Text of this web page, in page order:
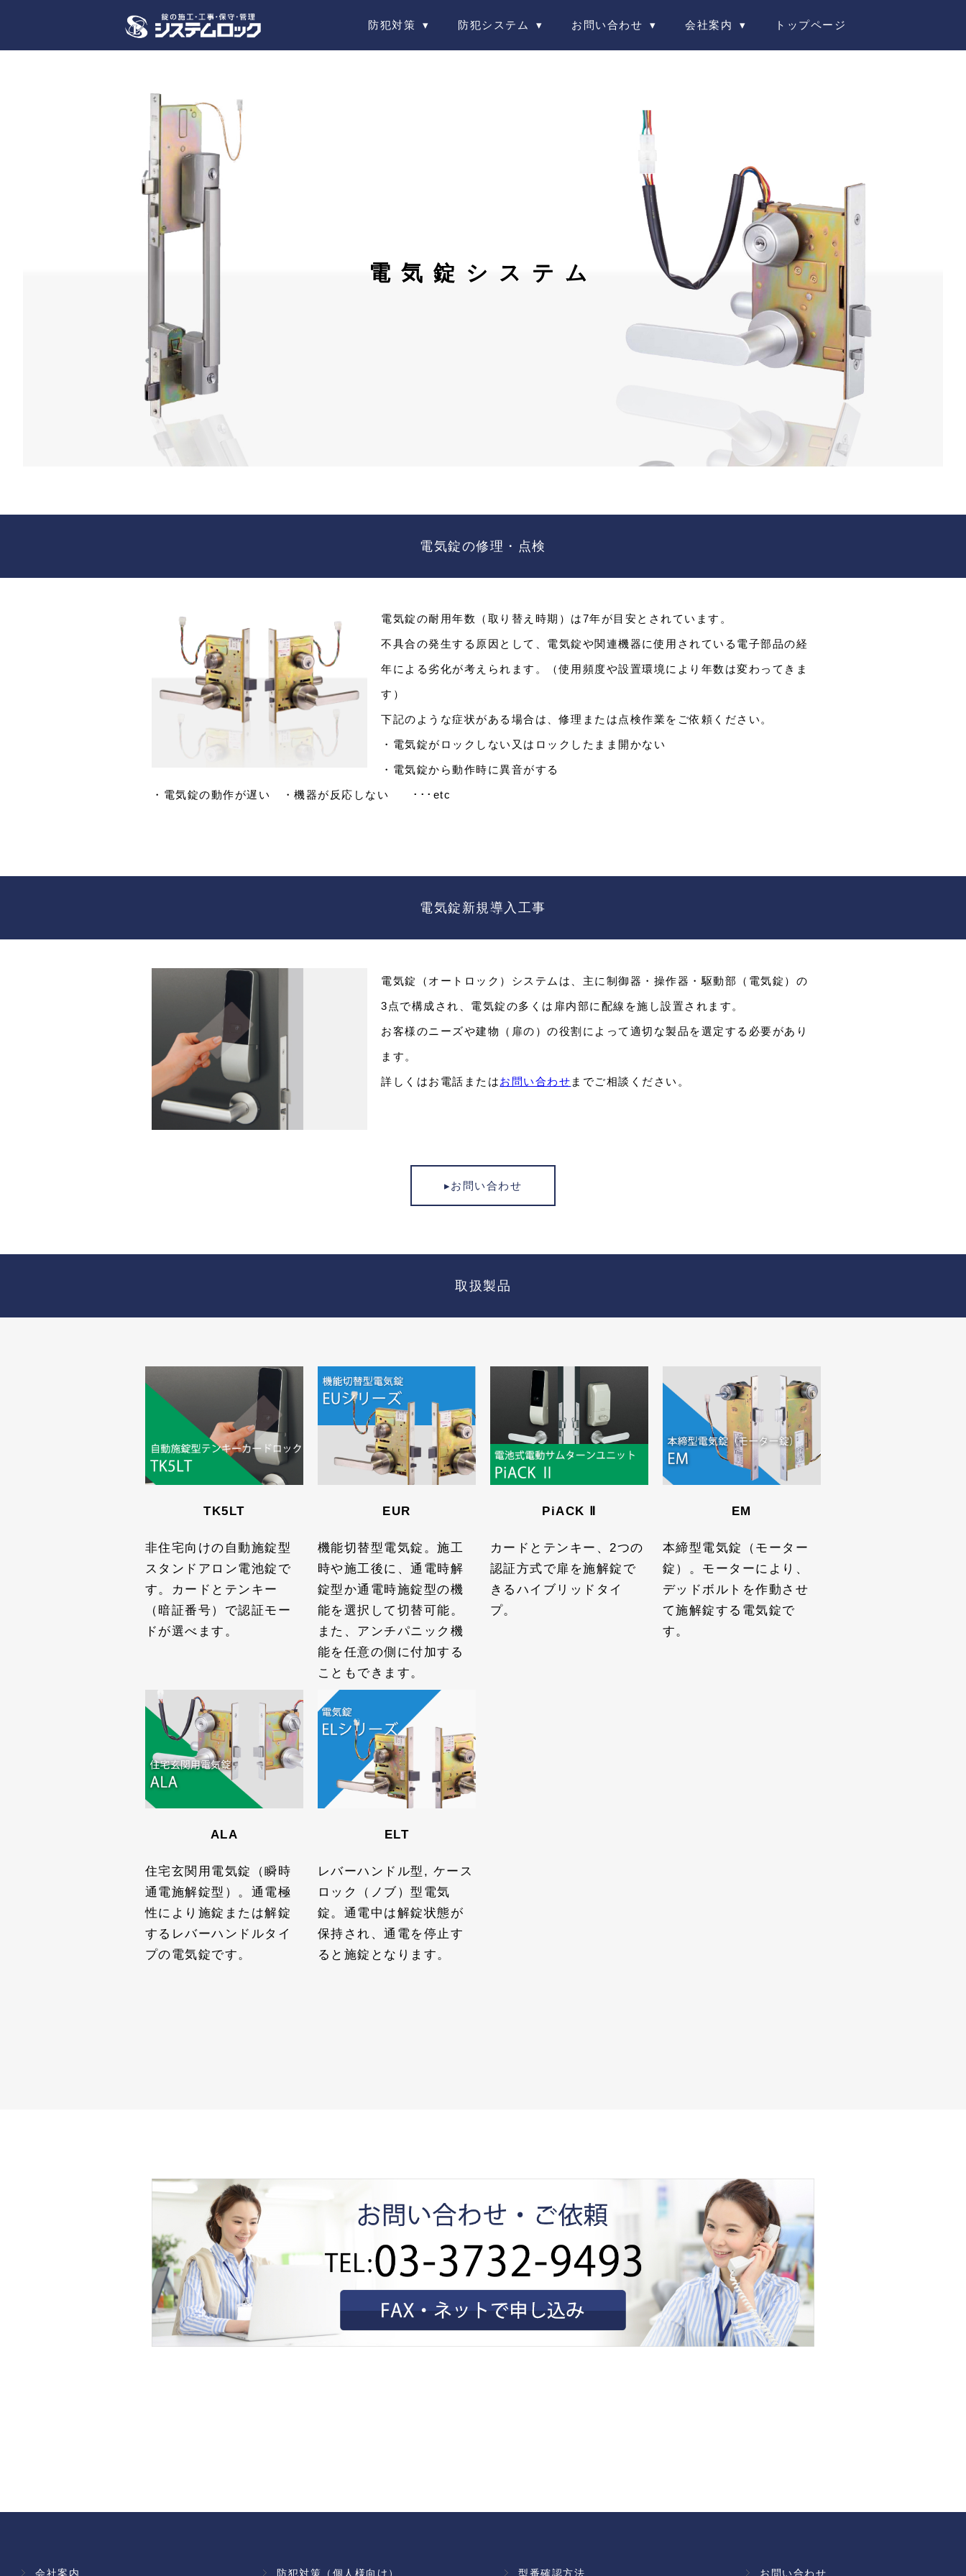
防犯対策 防犯システム お問い合わせ 会社案内 トップページ
電気錠システム
電気錠の修理・点検
電気錠の耐用年数（取り替え時期）は7年が目安とされています。
不具合の発生する原因として、電気錠や関連機器に使用されている電子部品の経
年による劣化が考えられます。（使用頻度や設置環境により年数は変わってきま
す）
下記のような症状がある場合は、修理または点検作業をご依頼ください。
・電気錠がロックしない又はロックしたまま開かない
・電気錠から動作時に異音がする
・電気錠の動作が遅い ・機器が反応しない ･･･etc
電気錠新規導入工事
電気錠（オートロック）システムは、主に制御器・操作器・駆動部（電気錠）の
3点で構成され、電気錠の多くは扉内部に配線を施し設置されます。
お客様のニーズや建物（扉の）の役割によって適切な製品を選定する必要があり
ます。
詳しくはお電話またはお問い合わせ までご相談ください。
▸お問い合わせ
取扱製品
TK5LT
非住宅向けの自動施錠型
スタンドアロン電池錠で
す。カードとテンキー
（暗証番号）で認証モー
ドが選べます。
EUR
機能切替型電気錠。施工
時や施工後に、通電時解
錠型か通電時施錠型の機
能を選択して切替可能。
また、アンチパニック機
能を任意の側に付加する
こともできます。
PiACK Ⅱ
カードとテンキー、2つの
認証方式で扉を施解錠で
きるハイブリッドタイ
プ。
EM
本締型電気錠（モーター
錠）。モーターにより、
デッドボルトを作動させ
て施解錠する電気錠で
す。
ALA
住宅玄関用電気錠（瞬時
通電施解錠型）。通電極
性により施錠または解錠
するレバーハンドルタイ
プの電気錠です。
ELT
レバーハンドル型, ケース
ロック（ノブ）型電気
錠。通電中は解錠状態が
保持され、通電を停止す
ると施錠となります。
会社案内 防犯対策（個人様向け） 型番確認方法 お問い合わせ